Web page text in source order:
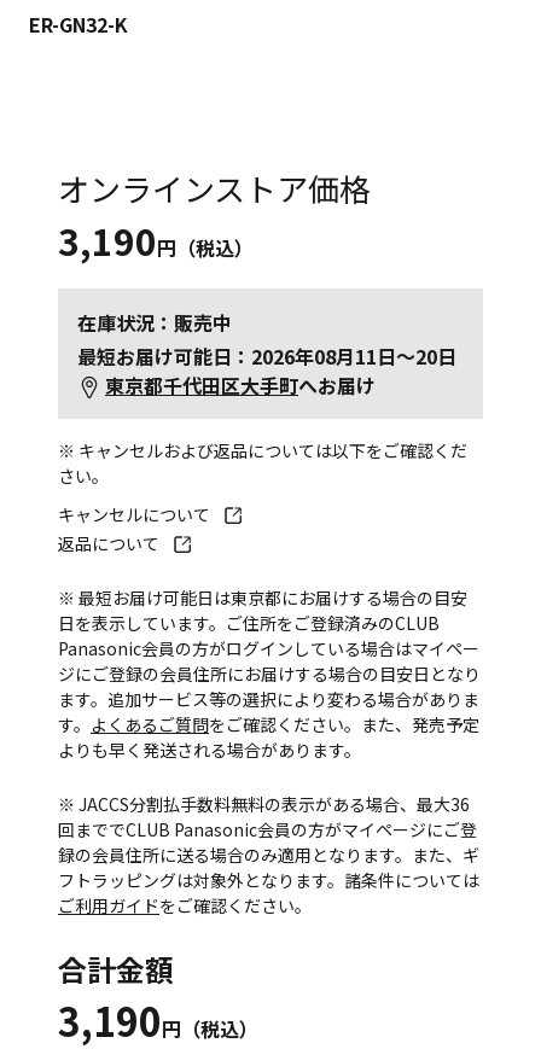
ER-GN32-K
オンラインストア価格
3,190円（税込）
在庫状況：販売中
最短お届け可能日：2026年08月11日～20日
東京都千代田区大手町へお届け
※ キャンセルおよび返品については以下をご確認くだ
さい。
キャンセルについて
返品について
※ 最短お届け可能日は東京都にお届けする場合の目安
日を表示しています。ご住所をご登録済みのCLUB
Panasonic会員の方がログインしている場合はマイペー
ジにご登録の会員住所にお届けする場合の目安日となり
ます。追加サービス等の選択により変わる場合がありま
す。 よくあるご質問をご確認ください。また、発売予定
よりも早く発送される場合があります。
※ JACCS分割払手数料無料の表示がある場合、最大36
回まででCLUB Panasonic会員の方がマイページにご登
録の会員住所に送る場合のみ適用となります。また、ギ
フトラッピングは対象外となります。諸条件については
ご利用ガイドをご確認ください。
合計金額
3,190円（税込）